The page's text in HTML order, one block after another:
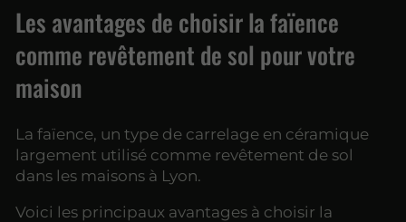
Les avantages de choisir la faïence
comme revêtement de sol pour votre
maison
La faïence, un type de carrelage en céramique
largement utilisé comme revêtement de sol
dans les maisons à Lyon.
Voici les principaux avantages à choisir la